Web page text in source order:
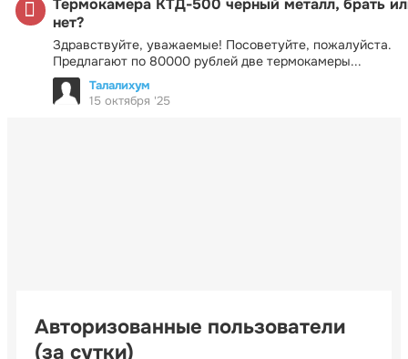
Термокамера КТД-500 черный металл, брать
нет?
Здравствуйте, уважаемые! Посоветуйте, пожалуйста.
Предлагают по 80000 рублей две термокамеры...
Талалихум
15 октября '25
Авторизованные пользователи
(за сутки)